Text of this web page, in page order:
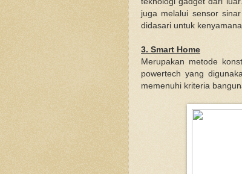
juga melalui sensor
didasari untuk
3. Smart Home
Merupakan metode
powertech yang
memenuhi kriteria